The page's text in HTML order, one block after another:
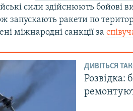
сили здійснюють бойові
запускають ракети по
міжнародні санкції за
ДИВІТЬСЯ
Розвідка: